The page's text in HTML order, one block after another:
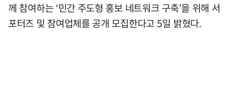
께 참여하는 ‘민간 주도형 홍보 네트워크 구축’을 위해 서
포터즈 및 참여업체를 공개 모집한다고 5일 밝혔다.